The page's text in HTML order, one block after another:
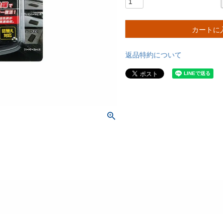
カートに
返品特約について